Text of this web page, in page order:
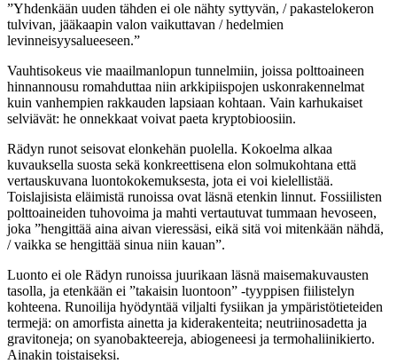
”Yhdenkään uuden tähden ei ole nähty syttyvän, / pakastelokeron
tulvivan, jääkaapin valon vaikuttavan / hedelmien
levinneisyysalueeseen.”
Vauhtisokeus vie maailmanlopun tunnelmiin, joissa polttoaineen
hinnannousu romahduttaa niin arkkipiispojen uskonrakennelmat
kuin vanhempien rakkauden lapsiaan kohtaan. Vain karhukaiset
selviävät: he onnekkaat voivat paeta kryptobioosiin.
Rädyn runot seisovat elonkehän puolella. Kokoelma alkaa
kuvauksella suosta sekä konkreettisena elon solmukohtana että
vertauskuvana luontokokemuksesta, jota ei voi kielellistää.
Toislajisista eläimistä runoissa ovat läsnä etenkin linnut. Fossiilisten
polttoaineiden tuhovoima ja mahti vertautuvat tummaan hevoseen,
joka ”hengittää aina aivan vieressäsi, eikä sitä voi mitenkään nähdä,
/ vaikka se hengittää sinua niin kauan”.
Luonto ei ole Rädyn runoissa juurikaan läsnä maisemakuvausten
tasolla, ja etenkään ei ”takaisin luontoon” -tyyppisen fiilistelyn
kohteena. Runoilija hyödyntää viljalti fysiikan ja ympäristötieteiden
termejä: on amorfista ainetta ja kiderakenteita; neutriinosadetta ja
gravitoneja; on syanobakteereja, abiogeneesi ja termohaliinikierto.
Ainakin toistaiseksi.